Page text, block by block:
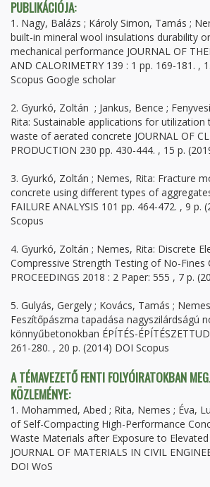
PUBLIKÁCIÓJA:
1. Nagy, Balázs ; Károly Simon, Tamás ;
built-in mineral wool insulations durability
mechanical performance JOURNAL OF
AND CALORIMETRY 139 : 1 pp. 169-181. ,
Scopus Google scholar
2. Gyurkó, Zoltán ; Jankus, Bence ;
Rita: Sustainable applications for
waste of aerated concrete JOURNAL OF
PRODUCTION 230 pp. 430-444. , 15 p.
3. Gyurkó, Zoltán ; Nemes, Rita: Fracture
concrete using different types of
FAILURE ANALYSIS 101 pp. 464-472. , 9 p.
Scopus
4. Gyurkó, Zoltán ; Nemes, Rita: Discrete
Compressive Strength Testing of No-Fines
PROCEEDINGS 2018 : 2 Paper: 555 , 7 p.
5. Gulyás, Gergely ; Kovács, Tamás ;
Feszítőpászma tapadása nagyszilárdságú
könnyűbetonokban ÉPÍTÉS-
261-280. , 20 p. (2014) DOI Scopus
A TÉMAVEZETŐ FENTI FOLYÓIRATOKBAN
KÖZLEMÉNYE:
1. Mohammed, Abed ; Rita, Nemes ; Éva,
of Self-Compacting High-Performance
Waste Materials after Exposure to
JOURNAL OF MATERIALS IN CIVIL
DOI WoS